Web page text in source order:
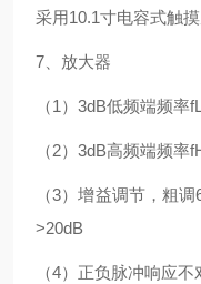
采用10.1寸电容式触摸
7、放大器
（1）3dB低频端频
（2）3dB高频端频
（3）增益调节，粗
>20dB
（4）正负脉冲响应